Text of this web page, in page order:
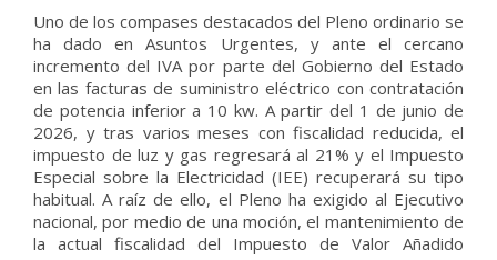
Uno de los compases destacados del Pleno ordinario se
ha dado en Asuntos Urgentes, y ante el cercano
incremento del IVA por parte del Gobierno del Estado
en las facturas de suministro eléctrico con contratación
de potencia inferior a 10 kw. A partir del 1 de junio de
2026, y tras varios meses con fiscalidad reducida, el
impuesto de luz y gas regresará al 21% y el Impuesto
Especial sobre la Electricidad (IEE) recuperará su tipo
habitual. A raíz de ello, el Pleno ha exigido al Ejecutivo
nacional, por medio de una moción, el mantenimiento de
la actual fiscalidad del Impuesto de Valor Añadido